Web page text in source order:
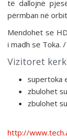
të dallojnë
përmban në
Mendohet se
i madh se Toka.
Vizitoret
supertoka
zbulohet
zbulohet
http://